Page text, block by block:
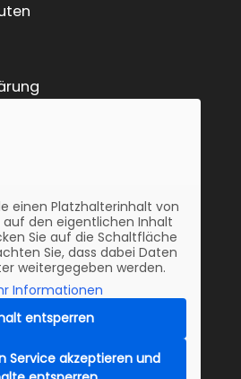
einen Platzhalterinhalt von
auf den eigentlichen Inhalt
Sie auf die Schaltfläche
Sie, dass dabei Daten
weitergegeben werden.
Informationen
entsperren
Service akzeptieren und